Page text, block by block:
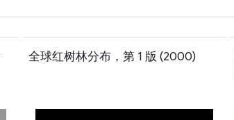
全球红树林分布，第 1 版 (2000)